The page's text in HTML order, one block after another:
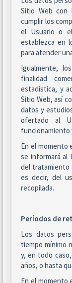
Sitio Web con
cumplir los
el Usuario o
establezca en
para atender
Igualmente,
finalidad
estadística, y
Sitio Web, así
datos y
ofertado al
funcionamiento
En el momento
se informará al
del tratamiento
es decir, del
recopilada.
Períodos de
Los datos
tiempo mínimo
y, en todo
años, o hasta
En el momento